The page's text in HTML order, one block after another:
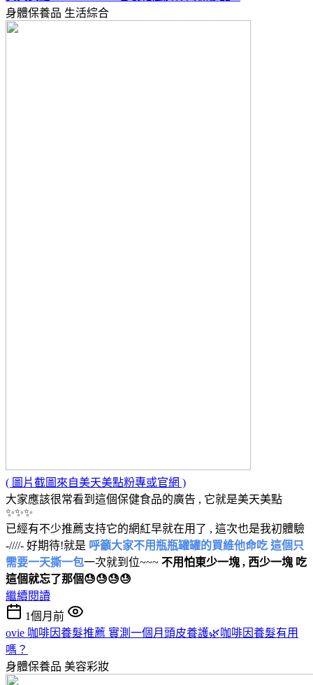
身體保養品 生活綜合
( 圖片截圖來自美天美點粉專或官網 )
大家應該很常看到這個保健食品的廣告 , 它就是美天美點
✨✨✨
已經有不少推薦支持它的網紅早就在用了 , 這次也是我初體驗
-////- 好期待!就是 呼籲大家不用瓶瓶罐罐的買維他命吃 這個只
需要一天撕一包一次就到位~~~ 不用怕東少一塊 , 西少一塊 吃
這個就忘了那個😓😓😓😓
繼續閱讀
1個月前
ovie 咖啡因養髮推薦 實測一個月頭皮養護🌿咖啡因養髮有用
嗎？
身體保養品 美容彩妝